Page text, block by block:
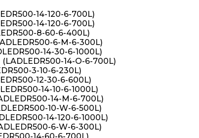
14-120-6-700L)
14-120-6-700L)
8-60-6-400L)
6-M-6-300L)
14-30-6-1000L)
14-О-6-700L)
3-10-6-230L)
12-30-6-600L)
14-10-6-1000L)
14-M-6-700L)
10-W-6-500L)
14-120-6-1000L)
6-W-6-300L)